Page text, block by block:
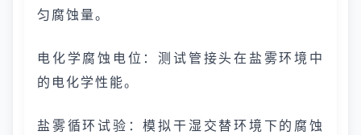
匀腐蚀量。
电化学腐蚀电位：测试管接头在盐雾环境中
的电化学性能。
盐雾循环试验：模拟干湿交替环境下的腐蚀